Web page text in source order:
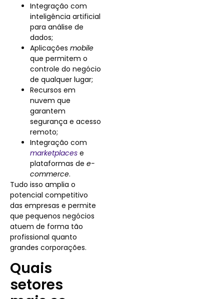
Integração com
inteligência artificial
para análise de
dados;
Aplicações mobile
que permitem o
controle do negócio
de qualquer lugar;
Recursos em
nuvem que
garantem
segurança e acesso
remoto;
Integração com
marketplaces e
plataformas de e-
commerce.
Tudo isso amplia o
potencial competitivo
das empresas e permite
que pequenos negócios
atuem de forma tão
profissional quanto
grandes corporações.
Quais
setores